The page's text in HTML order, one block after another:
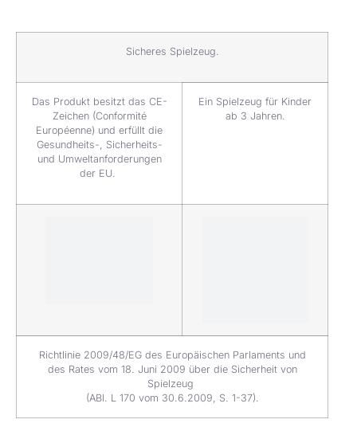
Sicheres Spielzeug.
Das Produkt besitzt das CE-
Zeichen (Conformité
Européenne) und erfüllt die
Gesundheits-, Sicherheits-
und Umweltanforderungen
der EU.
Ein Spielzeug für Kinder
ab 3 Jahren.
Richtlinie 2009/48/EG des Europäischen Parlaments und
des Rates vom 18. Juni 2009 über die Sicherheit von
Spielzeug
(ABl. L 170 vom 30.6.2009, S. 1-37).